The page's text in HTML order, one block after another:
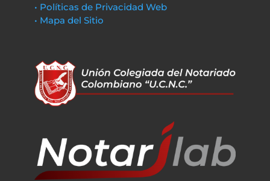
• Políticas de Privacidad Web
• Mapa del Sitio